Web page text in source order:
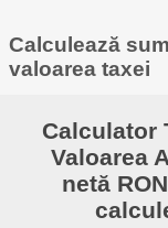
Calculează
valoarea taxei
Calculator
Valoarea
netă